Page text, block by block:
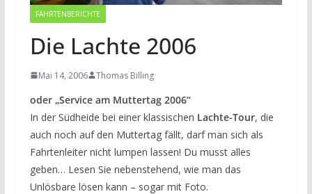
FAHRTENBERICHTE
Die Lachte 2006
Mai 14, 2006 Thomas Billing
oder „Service am Muttertag 2006“
In der Südheide bei einer klassischen Lachte-Tour, die
auch noch auf den Muttertag fällt, darf man sich als
Fahrtenleiter nicht lumpen lassen! Du musst alles
geben… Lesen Sie nebenstehend, wie man das
Unlösbare lösen kann – sogar mit Foto.